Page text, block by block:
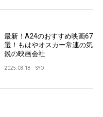
最新！A24のおすすめ映画67
選！もはやオスカー常連の気
鋭の映画会社
2025.03.18 SYO